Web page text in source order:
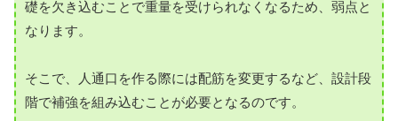
礎を欠き込むことで重量を受けられなくなるため、弱点と
なります。
そこで、人通口を作る際には配筋を変更するなど、設計段
階で補強を組み込むことが必要となるのです。